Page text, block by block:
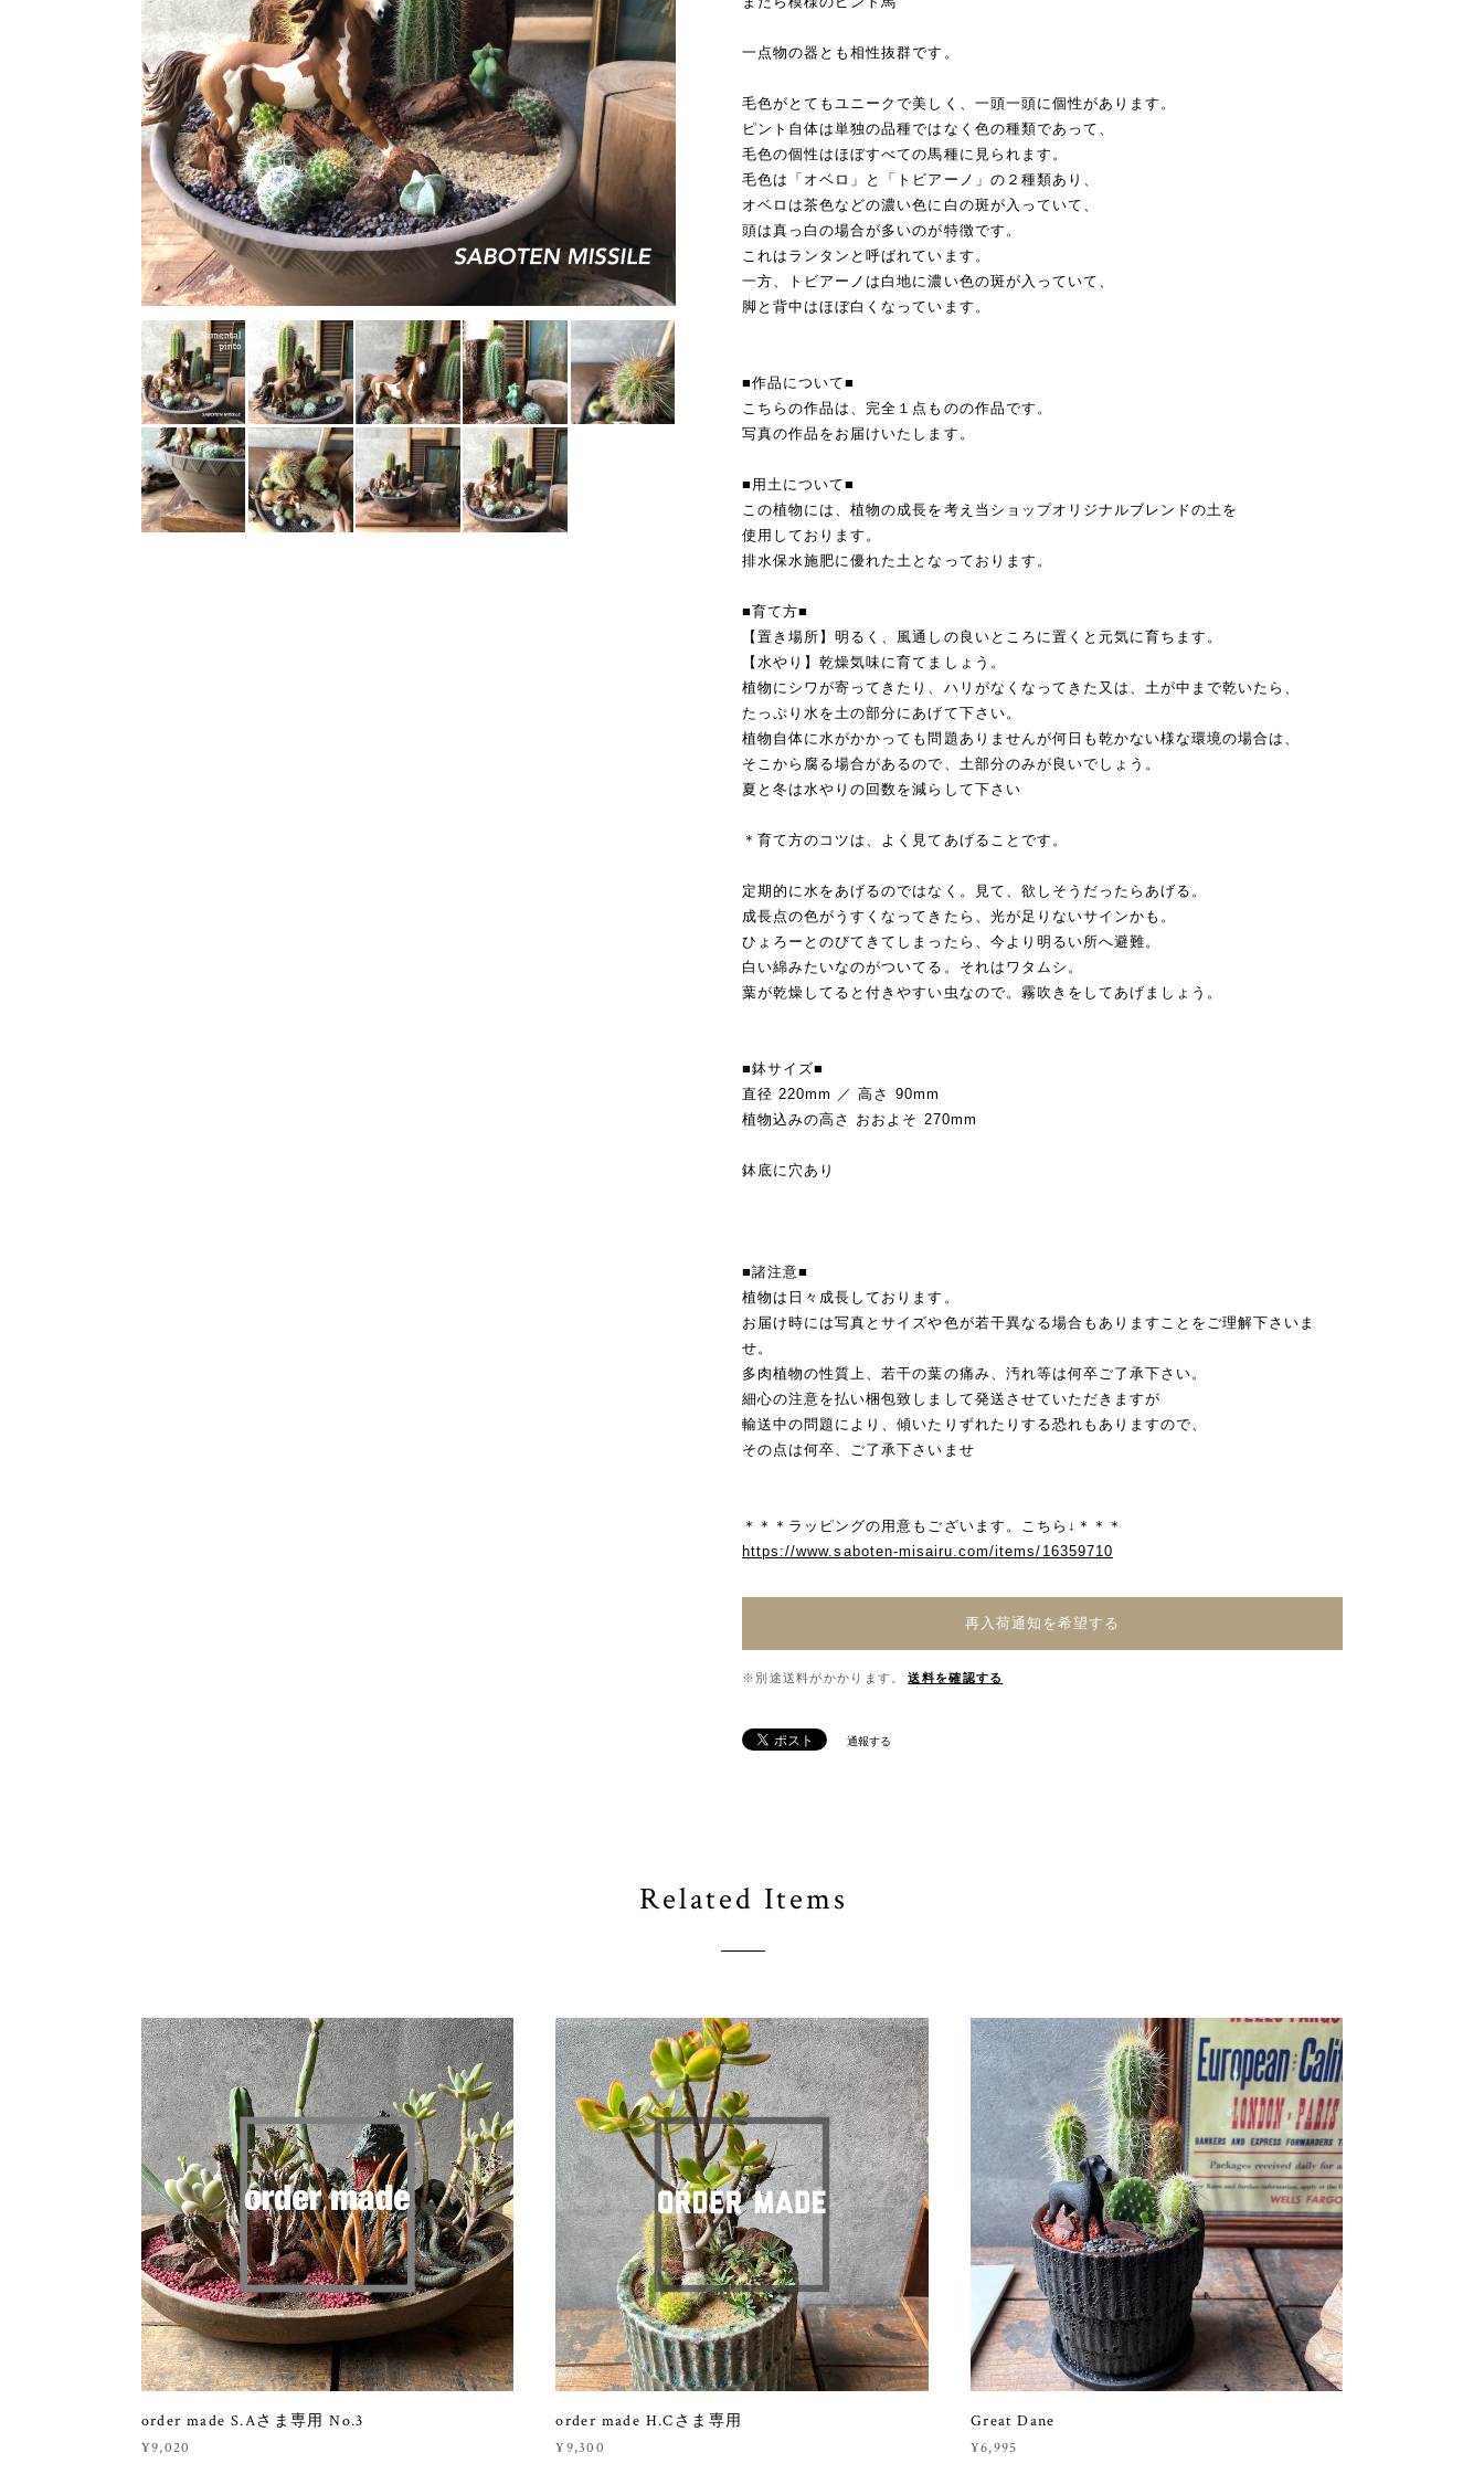
一点物の器とも相性抜群です。
毛色がとてもユニークで美しく、一頭一頭に個性があります。
ピント自体は単独の品種ではなく色の種類であって、
毛色の個性はほぼすべての馬種に見られます。
毛色は「オベロ」と「トビアーノ」の２種類あり、
オベロは茶色などの濃い色に白の斑が入っていて、
頭は真っ白の場合が多いのが特徴です。
これはランタンと呼ばれています。
一方、トビアーノは白地に濃い色の斑が入っていて、
脚と背中はほぼ白くなっています。
■作品について■
こちらの作品は、完全１点ものの作品です。
写真の作品をお届けいたします。
■用土について■
この植物には、植物の成長を考え当ショップオリジナルブレンドの土を
使用しております。
排水保水施肥に優れた土となっております。
■育て方■
【置き場所】明るく、風通しの良いところに置くと元気に育ちます。
【水やり】乾燥気味に育てましょう。
植物にシワが寄ってきたり、ハリがなくなってきた又は、土が中まで乾いたら、
たっぷり水を土の部分にあげて下さい。
植物自体に水がかかっても問題ありませんが何日も乾かない様な環境の場合は、
そこから腐る場合があるので、土部分のみが良いでしょう。
夏と冬は水やりの回数を減らして下さい
＊育て方のコツは、よく見てあげることです。
定期的に水をあげるのではなく。見て、欲しそうだったらあげる。
成長点の色がうすくなってきたら、光が足りないサインかも。
ひょろーとのびてきてしまったら、今より明るい所へ避難。
白い綿みたいなのがついてる。それはワタムシ。
葉が乾燥してると付きやすい虫なので。霧吹きをしてあげましょう。
■鉢サイズ■
直径 220mm ／ 高さ 90mm
植物込みの高さ おおよそ 270mm
鉢底に穴あり
■諸注意■
植物は日々成長しております。
お届け時には写真とサイズや色が若干異なる場合もありますことをご理解下さいま
せ。
多肉植物の性質上、若干の葉の痛み、汚れ等は何卒ご了承下さい。
細心の注意を払い梱包致しまして発送させていただきますが
輸送中の問題により、傾いたりずれたりする恐れもありますので、
その点は何卒、ご了承下さいませ
＊＊＊ラッピングの用意もございます。こちら↓＊＊＊
https://www.saboten-misairu.com/items/16359710
再入荷通知を希望する
※別途送料がかかります。 送料を確認する
通報する
Related Items
order made S.Aさま専用 No.3
¥9,020
order made H.Cさま専用
¥9,300
Great Dane
¥6,995